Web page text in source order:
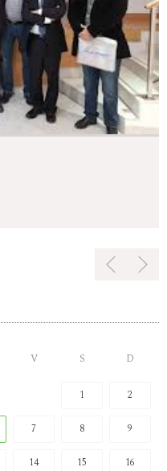
V S D
1 2
7 8 9
14 15 16